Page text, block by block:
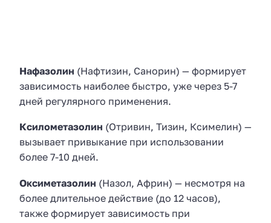
Нафазолин (Нафтизин, Санорин) — формирует
зависимость наиболее быстро, уже через 5-7
дней регулярного применения.
Ксилометазолин (Отривин, Тизин, Ксимелин) —
вызывает привыкание при использовании
более 7-10 дней.
Оксиметазолин (Назол, Африн) — несмотря на
более длительное действие (до 12 часов),
также формирует зависимость при